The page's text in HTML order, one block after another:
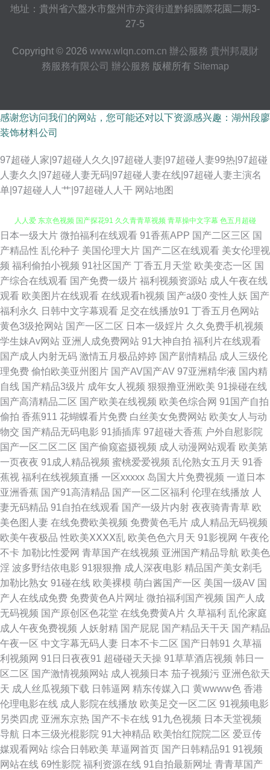
地址：貴州省六盤水市盤州市亦資街道黔錦國際花園二期3-
27-5
Copyright © 2026 www.wlqn.com.cn 辦公服務 貴州邦晟財
務服務有限公司 辦公服務 版權所有 Sitemap
感谢您访问我们的网站，您可能还对以下资源感兴趣：湖州段廖
装饰材料公司
97超碰人家|97超碰人久久|97超碰人妻|97超碰人妻99热|97超碰
人妻久久|97超碰人妻无码|97超碰人妻在线|97超碰人妻主演名
单|97超碰人人艹|97超碰人人干 网站地图
91老司机色色 老司机av影视 91福利在线观看 97乱伦 白丝少妇 超碰人人摸
人人爱 东京色视频 国产探花91 久久青青草视频 青草操中文字幕 色五月超碰
五月丁香网站导航 91成人电影院 91内射白虎白丝 AV新入口 国产丝袜另类
黄色福利社 欧美成人免费 日本不卡1234 午夜av无码 亚洲天堂狼人 影音先
锋三级理论 91华人精品在线 91颜色的官网 97色97干 超碰在线37 豆花影院
色 海角国产一级视频 黄网站大全 另类女同欧美 欧美抖阴 人人摸人人摸 日本
色色 日韩无码专区 听听深爱激情网 亚洲人成人网站在 91黑丝美女 超碰操逼
逼网 东京热黑丝 国产传媒专区 黄色入口免费 久久色网 老司机草草网 蜜桃
91逼视频 欧美老妇 日韩wwww 色悠悠香蕉 亚洲特黄 午夜天堂影院 91黄色
大片 91视频国产网址 成人浮力影院 国产后入自慰大片 国产交配日韩 91洮色
在线观看 超碰97狠狠肏 豆花官网免费入口 激情六月综合网 久草在线资源 欧
美一区 午夜福利AV网站 69福利影院 91色色网 97影院亚洲 超碰午夜电影 国
产无套普通话 狼友福利网 欧美色图另类 日本免费高清黄站 无码av观看韩国
91精品国产孕妇 www人人干97 第一福利在线导航 激情五月天肏屄 老司机精
品网站 青青草原影院 色色五月婷婷天 香蕉视频污版 综合狼人Av A级网站 国
产精品尤物91 久草视屏网 欧美变态区 日本另类性交 一区二区 91视频综合大
全 wwwAV毛片 人妖TS 97网址97 超碰人人摸 黑人干日本少妇 老司机性交网
人妖综合 四虎影院黄色 亚洲肏逼 91色片 www91大神 国产白丝视频 精东黄
日本一级大片 微拍福利在线观看 91香蕉APP 国产二区三区 国
产精品性 乱伦种子 美国伦理大片 国产二区在线观看 美女伦理视
频 福利偷拍小视频 91社区国产 丁香五月天堂 欧美变态一区 国
产综合在线观看 国产免费一级片 福利视频资源站 成人午夜在线
观看 欧美图片在线观看 在线观看h视频 国产a级0 变性人妖 国产
福利永久
日韩中文字幕观看 足交在线播放91 丁香五月色网站
黄色3级抢网站 国产一区二区 日本一级婬片 久久免费手机视频
学生妹Av网站 亚洲人成免费网站 91大神自拍 福利片在线观看
国产成人内射无码 激情五月极品婷婷 国产剧情精品 成人三级伦
理免费 偷怕欧美亚州图片 国产AV国产AV 97亚洲精华液 国内精
自线 国产精品3级片 成年女人视频 狠狠撸亚洲欧美 91操碰在线
国产高清精品二区 国产欧美在线视频 欧美色综合网 91国产自拍
偷拍 香蕉911 花蝴蝶看片免费 白丝美女免费网站 欧美女人与动
物交 国产精品无码电影 91插插库 97超碰大香蕉 户外自慰影院
国产一区二区二区 国产偷窥盗摄视频 成人动漫网站观看 欧美第
一页夜夜 91成人精品视频 蜜桃爱爱视频 乱伦熟女五月天 91香
蕉视 福利在线视频直播 一区xxxxx 岛国大片免费视频 一道日本
亚洲香蕉 国产91高清精品 国产一区二区福利 伦理在线播放 人
妻无码精品 91自拍在线观看 国产一级片内射 夜夜骑青青草 欧
美色图人妻 在线免费欧美视频 免费黄色毛片 成人精品无码视频
欧美午夜极品 性欧美ⅩⅩⅩⅩ乱 欧美色色六月天 91影视网 午夜伦
不卡 加勒比性爱网 青草国产在线视频 亚洲国产精品导航 欧美色
淫 波多野结依电影 91狠狠撸 成人深夜电影 精品国产美女剃毛
加勒比熟女 91碰在线 欧美裸模 萌白酱国产一区 美国一级AV 国
产人在线成免费 免费黄色A片网址 微拍福利国产视频 国产人成
无码视频 国产原创区色花堂 在线免费黄A片 久草福利 乱伦家庭
成人午夜免费视频 人妖射精 国产屁屁 国产精品天干天 国产精品
午夜一区 中文字幕无码人妻 日本不卡二区 国产日韩91 久草福
利视频网 91日日夜夜91 超碰碰天天操 91草草酒店视频 韩日一
区二区 国产激情视频网站 成人视频日本 茄子视频污 亚洲色欲天
天 成人丝瓜视频下载 日韩逼网 精东传媒入口 黄wwww色 香港
伦理电影在线 成人影院在线播放 欧美足交一区二区 91视频电影
另类四虎 亚洲东京热 国产不卡在线 91九色视频 日本天堂视频
导航 日本三级光棍影院 91大神精品 欧美怡红院院二区 爱豆传
媒观看网站 综合日韩欧美 草逼网首页 国产日韩精品91 91视频
网站在线 69性影院 福利资源在线 91自拍最新网址 青青草国产